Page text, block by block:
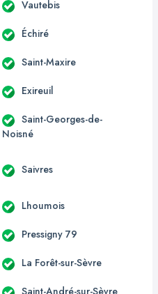
Vautebis
Échiré
Saint-Maxire
Exireuil
Saint-Georges-de-
Noisné
Saivres
Lhoumois
Pressigny 79
La Forêt-sur-Sèvre
Saint-André-sur-Sèvre